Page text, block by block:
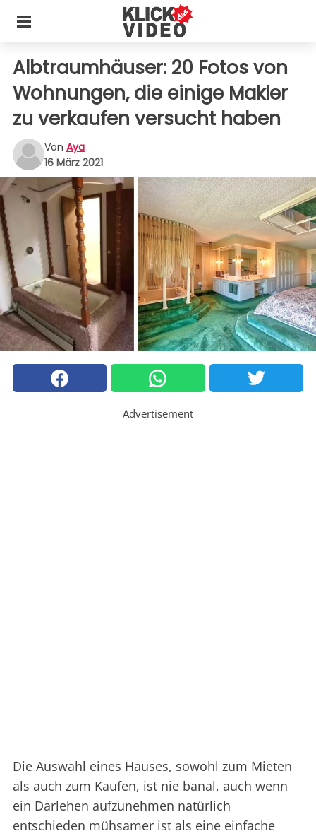
Albtraumhäuser: 20 Fotos von
Wohnungen, die einige Makler
zu verkaufen versucht haben
Von Aya
16 März 2021
Advertisement
Die Auswahl eines Hauses, sowohl zum Mieten
als auch zum Kaufen, ist nie banal, auch wenn
ein Darlehen aufzunehmen natürlich
entschieden mühsamer ist als eine einfache